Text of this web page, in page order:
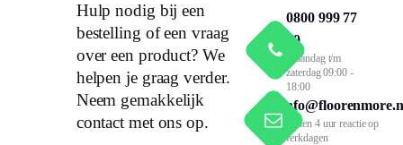
Hulp nodig bij een
bestelling of een vraag
over een product? We
helpen je graag verder.
Neem gemakkelijk
contact met ons op.
0800 999 77
79
Maandag t/m
zaterdag 09:00 -
18:00
Binnen 4 uur reactie op
werkdagen